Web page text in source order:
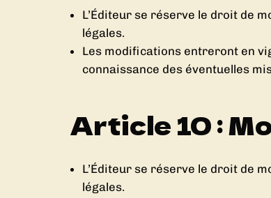
L’Éditeur se réserve le droit de
légales.
Les modifications entreront en
connaissance des éventuelles
Article 10 :
L’Éditeur se réserve le droit de
légales.